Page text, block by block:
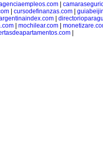
|
| cursodefinanzas.com|
|
mochilear.com